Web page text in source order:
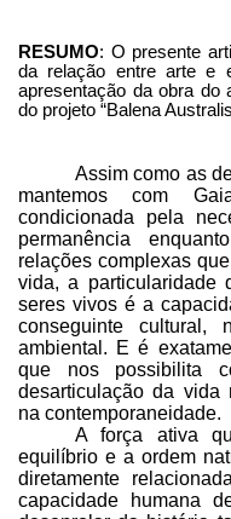
RESUMO: O presente
da relação entre arte e
apresentação da obra do
do projeto “Balena
Assim como as
mantemos com
condicionada pela
permanência
relações complexas
vida, a particularidade
seres vivos é a
conseguinte cultural,
ambiental. E é
que nos possibilita
desarticulação da vida
na contemporaneidade.
A força ativa
equilíbrio e a ordem
diretamente
capacidade humana